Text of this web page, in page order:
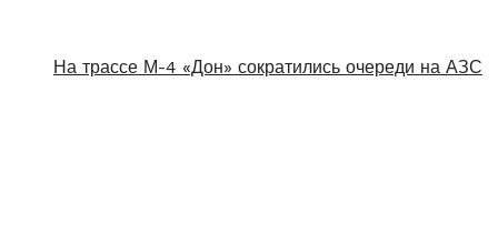
На трассе М-4 «Дон» сократились очереди на АЗС